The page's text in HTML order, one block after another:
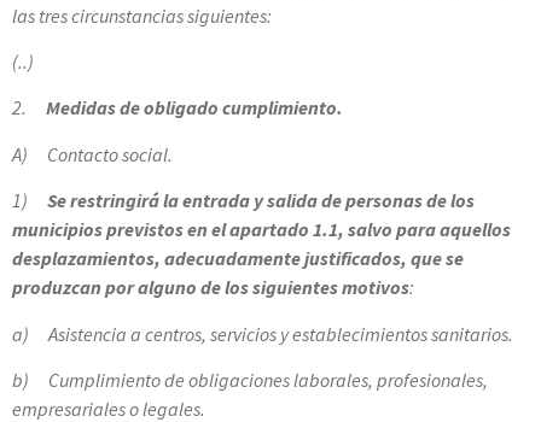
las tres circunstancias siguientes:
(..)
2. Medidas de obligado cumplimiento.
A) Contacto social.
1) Se restringirá la entrada y salida de personas de los
municipios previstos en el apartado 1.1, salvo para aquellos
desplazamientos, adecuadamente justificados, que se
produzcan por alguno de los siguientes motivos:
a) Asistencia a centros, servicios y establecimientos sanitarios.
b) Cumplimiento de obligaciones laborales, profesionales,
empresariales o legales.